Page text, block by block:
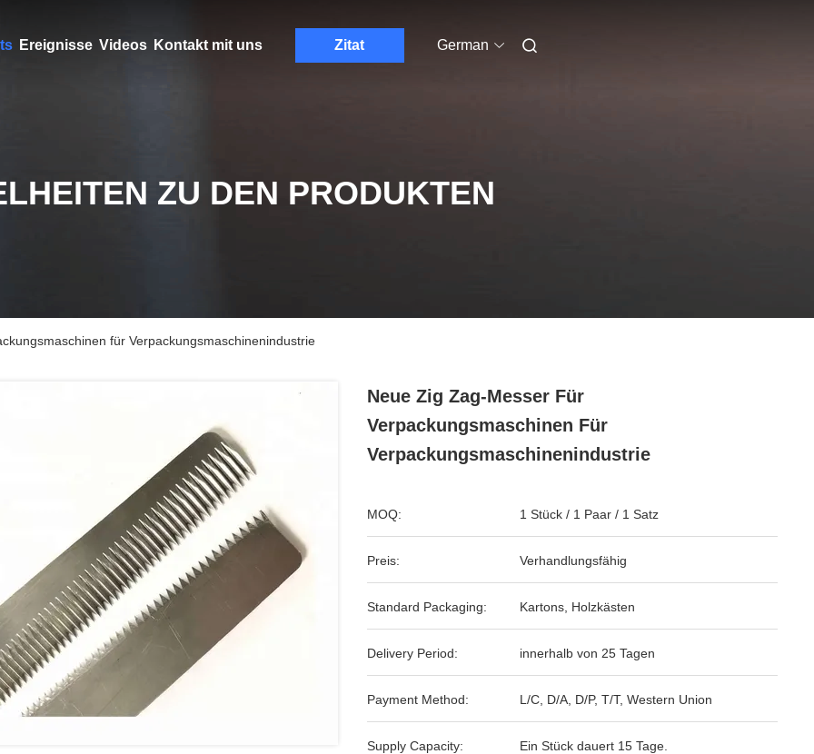
Ereignisse Videos Kontakt mit uns Zitat German
ZU DEN PRODUKTEN
für Verpackungsmaschinenindustrie
Neue Zig Zag-Messer Für
Verpackungsmaschinen Für
Verpackungsmaschinenindustrie
MOQ: 1 Stück / 1 Paar / 1 Satz
Preis: Verhandlungsfähig
Standard Packaging: Kartons, Holzkästen
Delivery Period: innerhalb von 25 Tagen
Payment Method: L/C, D/A, D/P, T/T, Western Union
Supply Capacity: Ein Stück dauert 15 Tage.